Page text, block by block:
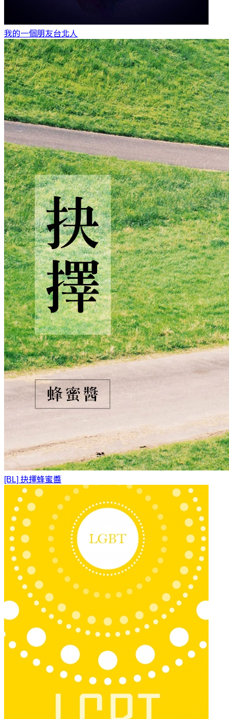
我的一個朋友台北人
[BL] 抉擇蜂蜜醬